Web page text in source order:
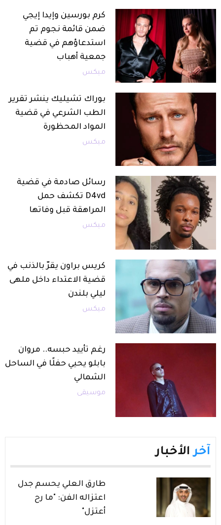
كرم بورسين وإيدا إيجي
ضمن قائمة نجوم تم
استدعاؤهم في قضية
جمعية أهباب
ميكس
بوراك تشيليك ينشر تقرير
الطب الشرعي في قضية
المواد المحظورة
ميكس
رسائل صادمة في قضية
D4vd تكشف حمل
المراهقة قبل وفاتها
ميكس
كريس براون يقرّ بالذنب في
قضية الاعتداء داخل ملهى
ليلي بلندن
ميكس
رغم تأييد حبسه.. مروان
بابلو يحيي حفلًا في الساحل
الشمالي
موسيقى
آخر الأخبار
طارق العلي يحسم جدل
اعتزاله الفن: "ما رح
أعتزل"